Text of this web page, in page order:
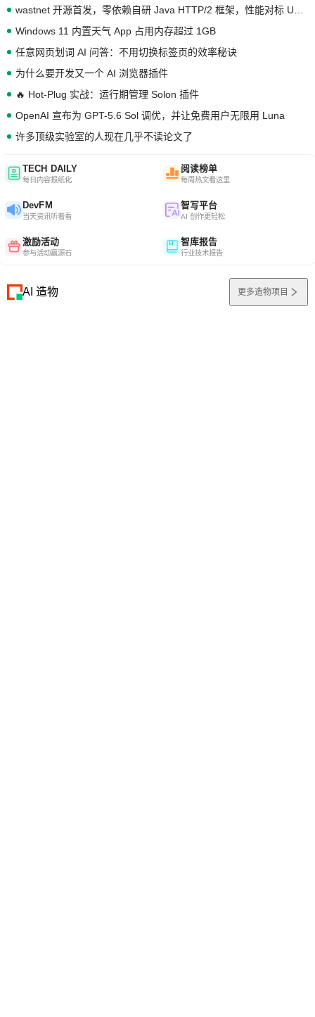
Windows 11 内置天气 App 占用内存超过 1GB
任意网页划词 AI 问答：不用切换标签页的效率秘诀
为什么要开发又一个 AI 浏览器插件
🔥 Hot-Plug 实战：运行期管理 Solon 插件
OpenAI 宣布为 GPT-5.6 Sol 调优，并让免费用户无限用 Luna
许多顶级实验室的人现在几乎不读论文了
TECH DAILY
每日内容报纸化
阅读榜单
每周热文看这里
DevFM
当天资讯听着看
智写平台
AI 创作更轻松
激励活动
参与活动赢源石
智库报告
行业技术报告
AI 造物 更多造物项目